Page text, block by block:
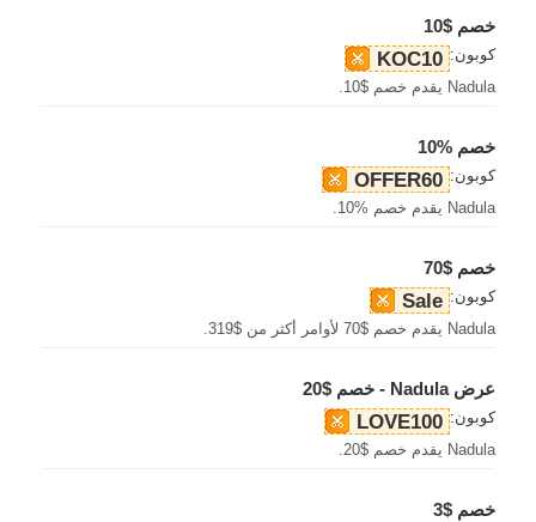
خصم $10
كوبون: KOC10
Nadula يقدم خصم $10.
خصم %10
كوبون: OFFER60
Nadula يقدم خصم %10.
خصم $70
كوبون: Sale
Nadula يقدم خصم $70 لأوامر أكثر من $319.
عرض Nadula - خصم $20
كوبون: LOVE100
Nadula يقدم خصم $20.
خصم $3